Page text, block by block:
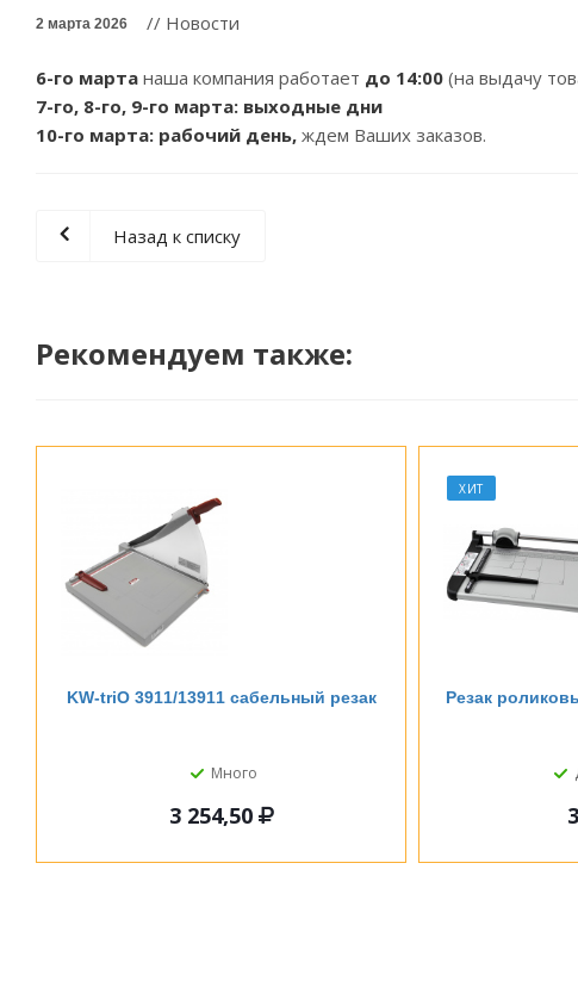
2 марта 2026 // Новости
6-го марта наша компания работает до 14:00 (на выдачу
7-го, 8-го, 9-го марта: выходные дни
10-го марта: рабочий день, ждем Ваших заказов.
Назад к списку
Рекомендуем также:
KW-triO 3911/13911 сабельный резак
Много
3 254,50
ХИТ
Резак